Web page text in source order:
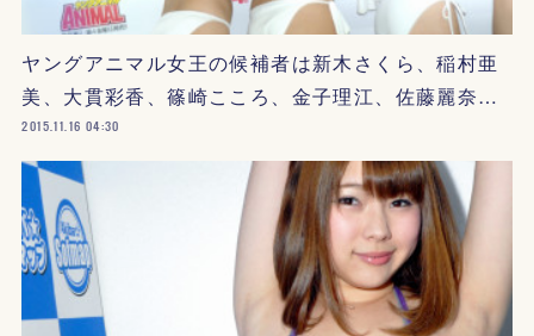
ヤングアニマル女王の候補者は新木さくら、稲村亜
美、大貫彩香、篠崎こころ、金子理江、佐藤麗奈…
2015.11.16 04:30